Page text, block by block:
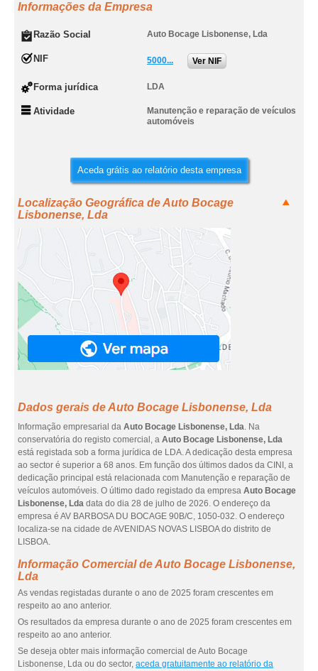
Informações da Empresa
Razão Social Auto Bocage Lisbonense, Lda
NIF 5000... Ver NIF
Forma jurídica LDA
Atividade
Manutenção e reparação de veículos
automóveis
Aceda grátis ao relatório desta empresa
Localização Geográfica de Auto Bocage
Lisbonense, Lda
Dados gerais de Auto Bocage Lisbonense, Lda
Informação empresarial da Auto Bocage Lisbonense, Lda. Na
conservatória do registo comercial, a Auto Bocage Lisbonense, Lda
está registada sob a forma jurídica de LDA. A dedicação desta empresa
ao sector é superior a 68 anos. Em função dos últimos dados da CINI, a
dedicação principal está relacionada com Manutenção e reparação de
veículos automóveis. O último dado registado da empresa Auto Bocage
Lisbonense, Lda data do dia 28 de julho de 2026. O endereço da
empresa é AV BARBOSA DU BOCAGE 90B/C, 1050-032. O endereço
localiza-se na cidade de AVENIDAS NOVAS LISBOA do distrito de
LISBOA.
Informação Comercial de Auto Bocage Lisbonense,
Lda
As vendas registadas durante o ano de 2025 foram crescentes em
respeito ao ano anterior.
Os resultados da empresa durante o ano de 2025 foram crescentes em
respeito ao ano anterior.
Se deseja obter mais informação comercial de Auto Bocage
Lisbonense, Lda ou do sector, aceda gratuitamente ao relatório da